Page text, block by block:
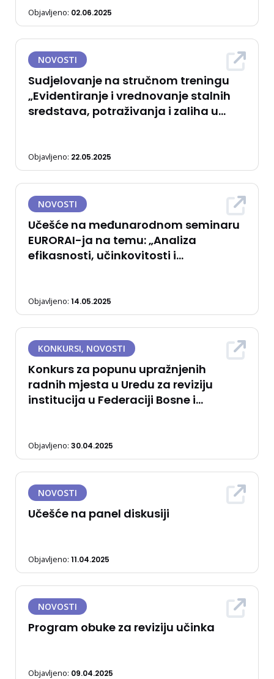
Objavljeno: 02.06.2025
NOVOSTI
Sudjelovanje na stručnom treningu
„Evidentiranje i vrednovanje stalnih
sredstava, potraživanja i zaliha u
Objavljeno: 22.05.2025
NOVOSTI
Učešće na međunarodnom seminaru
EURORAI-ja na temu: „Analiza
efikasnosti, učinkovitosti i
reviziju javnog sektora“
Objavljeno: 14.05.2025
KONKURSI, NOVOSTI
Konkurs za popunu upražnjenih
radnih mjesta u Uredu za reviziju
institucija u Federaciji Bosne i
Objavljeno: 30.04.2025
NOVOSTI
Učešće na panel diskusiji
Objavljeno: 11.04.2025
NOVOSTI
Program obuke za reviziju učinka
Objavljeno: 09.04.2025